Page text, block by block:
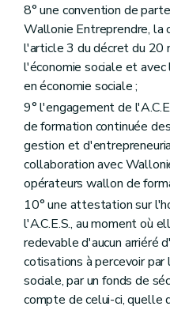
8° une convention de
Wallonie Entreprendre, la
l'article 3 du décret du 20
l'économie sociale et
en économie sociale ;
9° l'engagement de
de formation continuée
gestion et
collaboration avec
opérateurs wallon de
10° une attestation sur
l'A.C.E.S., au moment où
redevable d'aucun arriéré
cotisations à percevoir
sociale, par un fonds de
compte de celui-ci, quelle